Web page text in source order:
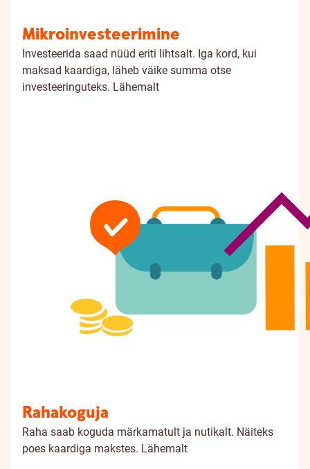
Mikroinvesteerimine
Investeerida saad nüüd eriti lihtsalt. Iga kord, kui
maksad kaardiga, läheb väike summa otse
investeeringuteks. Lähemalt
Rahakoguja
Raha saab koguda märkamatult ja nutikalt. Näiteks
poes kaardiga makstes. Lähemalt